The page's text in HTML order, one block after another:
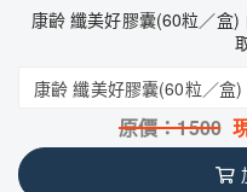
康齡 纖美好膠囊(60粒／盒
原價：1500